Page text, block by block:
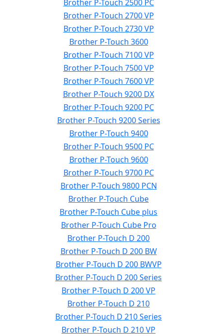
Brother P-Touch 2500 PC
Brother P-Touch 2700 VP
Brother P-Touch 2730 VP
Brother P-Touch 3600
Brother P-Touch 7100 VP
Brother P-Touch 7500 VP
Brother P-Touch 7600 VP
Brother P-Touch 9200 DX
Brother P-Touch 9200 PC
Brother P-Touch 9200 Series
Brother P-Touch 9400
Brother P-Touch 9500 PC
Brother P-Touch 9600
Brother P-Touch 9700 PC
Brother P-Touch 9800 PCN
Brother P-Touch Cube
Brother P-Touch Cube plus
Brother P-Touch Cube Pro
Brother P-Touch D 200
Brother P-Touch D 200 BW
Brother P-Touch D 200 BWVP
Brother P-Touch D 200 Series
Brother P-Touch D 200 VP
Brother P-Touch D 210
Brother P-Touch D 210 Series
Brother P-Touch D 210 VP